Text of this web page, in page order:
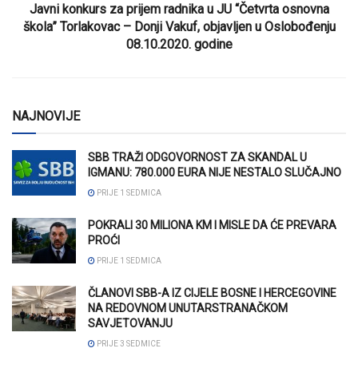
Javni konkurs za prijem radnika u JU “Četvrta osnovna
škola” Torlakovac – Donji Vakuf, objavljen u Oslobođenju
08.10.2020. godine
NAJNOVIJE
SBB TRAŽI ODGOVORNOST ZA SKANDAL U
IGMANU: 780.000 EURA NIJE NESTALO SLUČAJNO
PRIJE 1 SEDMICA
POKRALI 30 MILIONA KM I MISLE DA ĆE PREVARA
PROĆI
PRIJE 1 SEDMICA
ČLANOVI SBB-A IZ CIJELE BOSNE I HERCEGOVINE
NA REDOVNOM UNUTARSTRANAČKOM
SAVJETOVANJU
PRIJE 3 SEDMICE